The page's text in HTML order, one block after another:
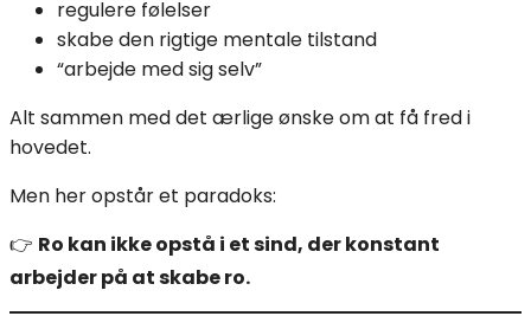
regulere følelser
skabe den rigtige mentale tilstand
“arbejde med sig selv”
Alt sammen med det ærlige ønske om at få fred i
hovedet.
Men her opstår et paradoks:
👉 Ro kan ikke opstå i et sind, der konstant
arbejder på at skabe ro.